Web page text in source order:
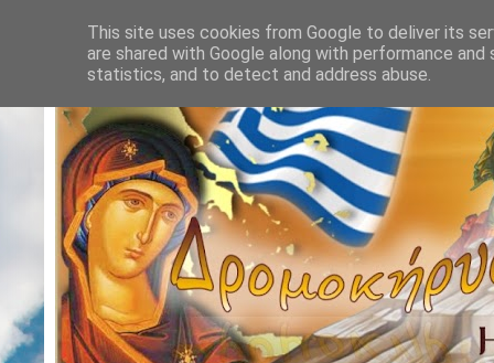
This site uses cookies from Google to deliver its
are shared with Google along with performance
statistics, and to detect and address abuse.